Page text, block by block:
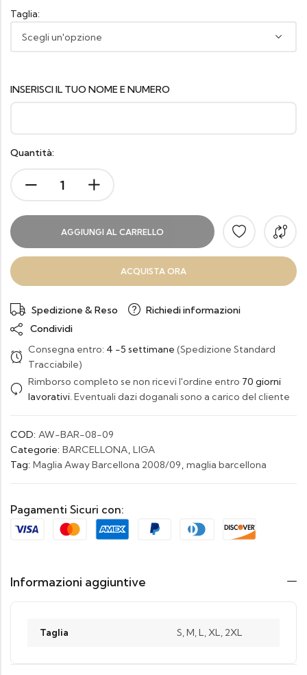
Taglia:
INSERISCI IL TUO NOME E NUMERO
Quantità:
AGGIUNGI AL CARRELLO
ACQUISTA ORA
Spedizione & Reso
Richiedi informazioni
Condividi
Consegna entro: 4 -5 settimane (Spedizione Standard
Tracciabile)
Rimborso completo se non ricevi l'ordine entro 70 giorni
lavorativi. Eventuali dazi doganali sono a carico del cliente
COD: AW-BAR-08-09
Categorie: BARCELLONA, LIGA
Tag: Maglia Away Barcellona 2008/09, maglia barcellona
Pagamenti Sicuri con:
Informazioni aggiuntive
Taglia S, M, L, XL, 2XL